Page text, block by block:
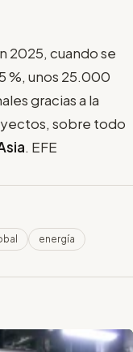
2025, cuando se
%, unos 25.000
gracias a la
sobre todo
. EFE
energía